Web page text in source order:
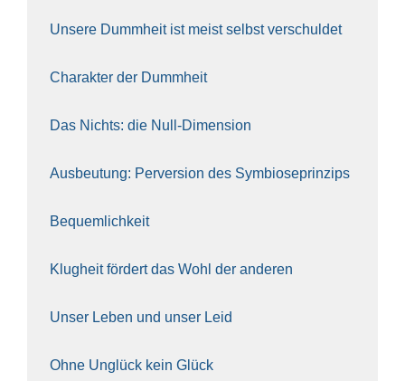
Unse­re Dumm­heit ist meist selbst ver­schul­det
Cha­rak­ter der Dumm­heit
Das Nichts: die Null-Dimen­si­on
Aus­beu­tung: Per­ver­si­on des Sym­bio­se­prin­zips
Bequem­lich­keit
Klug­heit för­dert das Wohl der ande­ren
Unser Leben und unser Leid
Ohne Unglück kein Glück